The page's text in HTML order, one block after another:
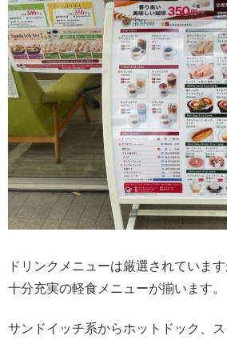
ドリンクメニューは厳選されていま
十分充実の軽食メニューが揃います。
サンドイッチ系からホットドック、ス